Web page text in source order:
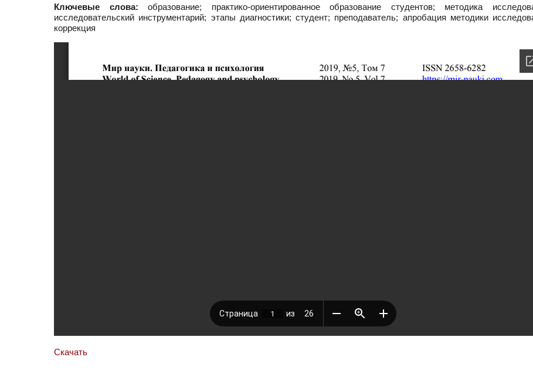
Ключевые слова: образование; практико-ориентированное образование студентов; методика
исследовательский инструментарий; этапы диагностики; студент; преподаватель; апробация методики
коррекция
Скачать